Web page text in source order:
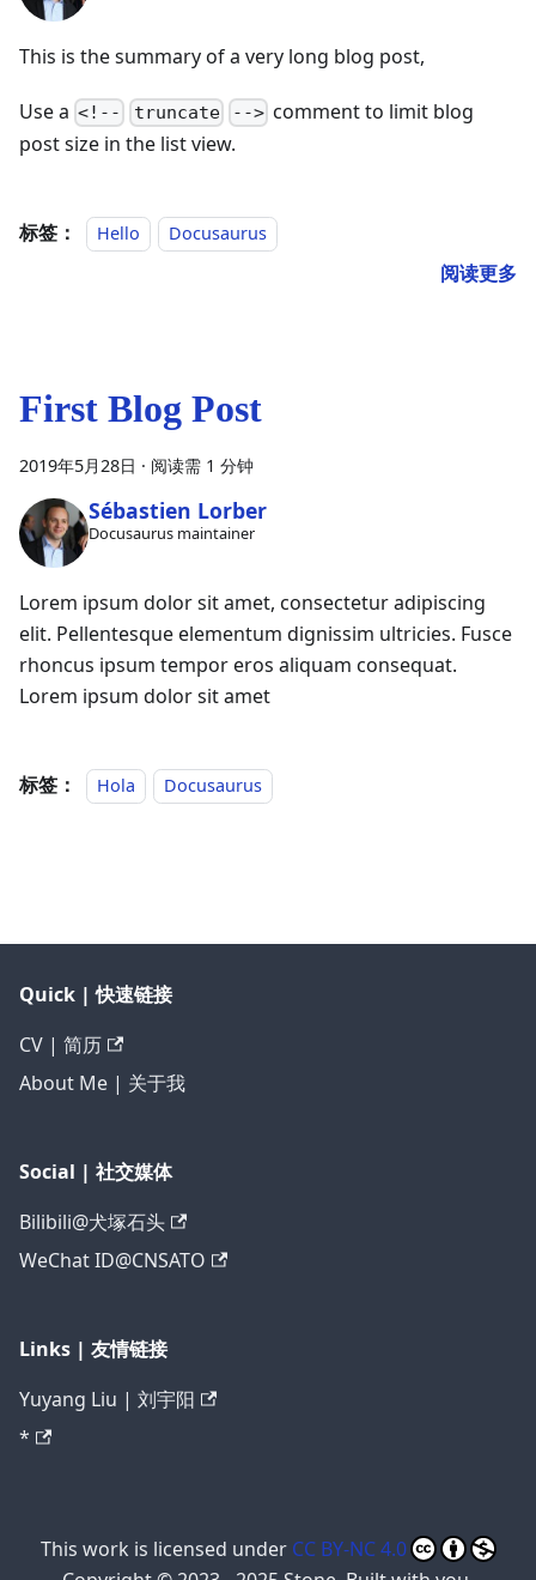
This is the summary of a very long blog post,
Use a <!-- truncate --> comment to limit blog
post size in the list view.
标签： Hello Docusaurus
阅读更多
First Blog Post
2019年5月28日 · 阅读需 1 分钟
Sébastien Lorber
Docusaurus maintainer
Lorem ipsum dolor sit amet, consectetur adipiscing
elit. Pellentesque elementum dignissim ultricies. Fusce
rhoncus ipsum tempor eros aliquam consequat.
Lorem ipsum dolor sit amet
标签： Hola Docusaurus
Quick | 快速链接
CV | 简历
About Me | 关于我
Social | 社交媒体
Bilibili@犬塚石头
WeChat ID@CNSATO
Links | 友情链接
Yuyang Liu | 刘宇阳
*
This work is licensed under CC BY-NC 4.0